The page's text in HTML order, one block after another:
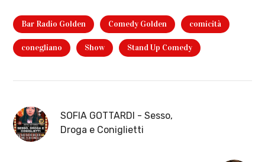
Bar Radio Golden Comedy Golden comicità
conegliano Show Stand Up Comedy
SOFIA GOTTARDI - Sesso,
Droga e Coniglietti